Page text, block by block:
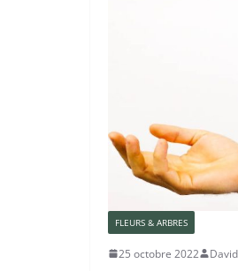
FLEURS & ARBRES
25 octobre 2022 David